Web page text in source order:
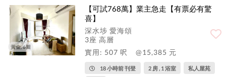
黃金, 6圖
【可試768萬】業主急走【有票必有驚
喜】
深水埗 愛海頌
3座 高層
實用: 507 呎
@15,385 元
18 小時前 刊登 2 房 , 1 浴室 私人屋苑